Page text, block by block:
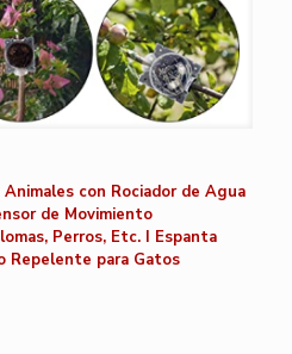
con Rociador de Agua
de Movimiento
Perros, Etc. I Espanta
Repelente para Gatos